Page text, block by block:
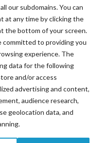
our subdomains. You can
at any time by clicking the
the bottom of your screen.
committed to providing you
experience. The
data for the following
and/or access
advertising and content,
audience research,
geolocation data, and
Wet en regelgeving